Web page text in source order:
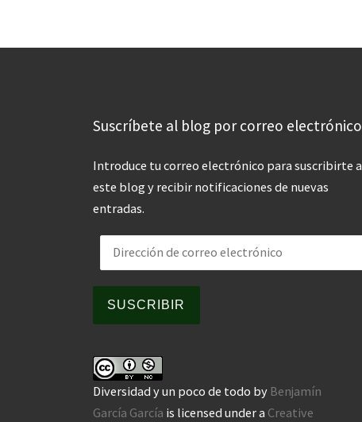
Suscríbete al blog por correo electrónico
Introduce tu correo electrónico para suscribirte a
este blog y recibir notificaciones de nuevas
entradas.
Dirección de correo electrónico
SUSCRIBIR
Diversidad y un poco de todo by Benjamín
García García is licensed under a Creative